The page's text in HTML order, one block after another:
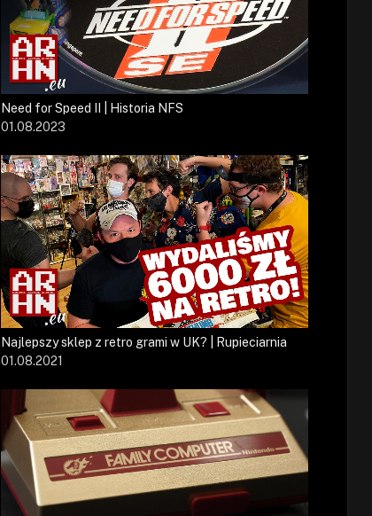
Need for Speed II | Historia NFS
01.08.2023
Najlepszy sklep z retro grami w UK? | Rupieciarnia
01.08.2021